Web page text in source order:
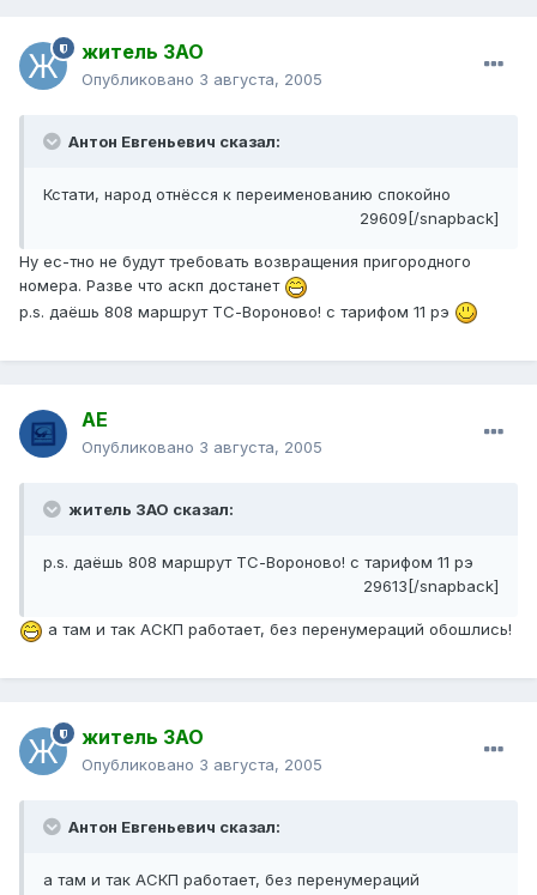
житель ЗАО
Опубликовано 3 августа, 2005
Антон Евгеньевич сказал:
Кстати, народ отнёсся к переименованию спокойно
29609[/snapback]
Ну ес-тно не будут требовать возвращения пригородного
номера. Разве что аскп достанет
p.s. даёшь 808 маршрут ТС-Вороново! с тарифом 11 рэ
АЕ
Опубликовано 3 августа, 2005
житель ЗАО сказал:
p.s. даёшь 808 маршрут ТС-Вороново! с тарифом 11 рэ
29613[/snapback]
а там и так АСКП работает, без перенумераций обошлись!
житель ЗАО
Опубликовано 3 августа, 2005
Антон Евгеньевич сказал:
а там и так АСКП работает, без перенумераций